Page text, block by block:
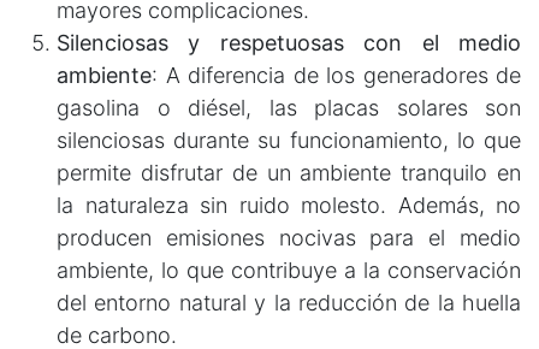
mayores complicaciones.
Silenciosas y respetuosas con el medio
ambiente: A diferencia de los generadores de
gasolina o diésel, las placas solares son
silenciosas durante su funcionamiento, lo que
permite disfrutar de un ambiente tranquilo en
la naturaleza sin ruido molesto. Además, no
producen emisiones nocivas para el medio
ambiente, lo que contribuye a la conservación
del entorno natural y la reducción de la huella
de carbono.